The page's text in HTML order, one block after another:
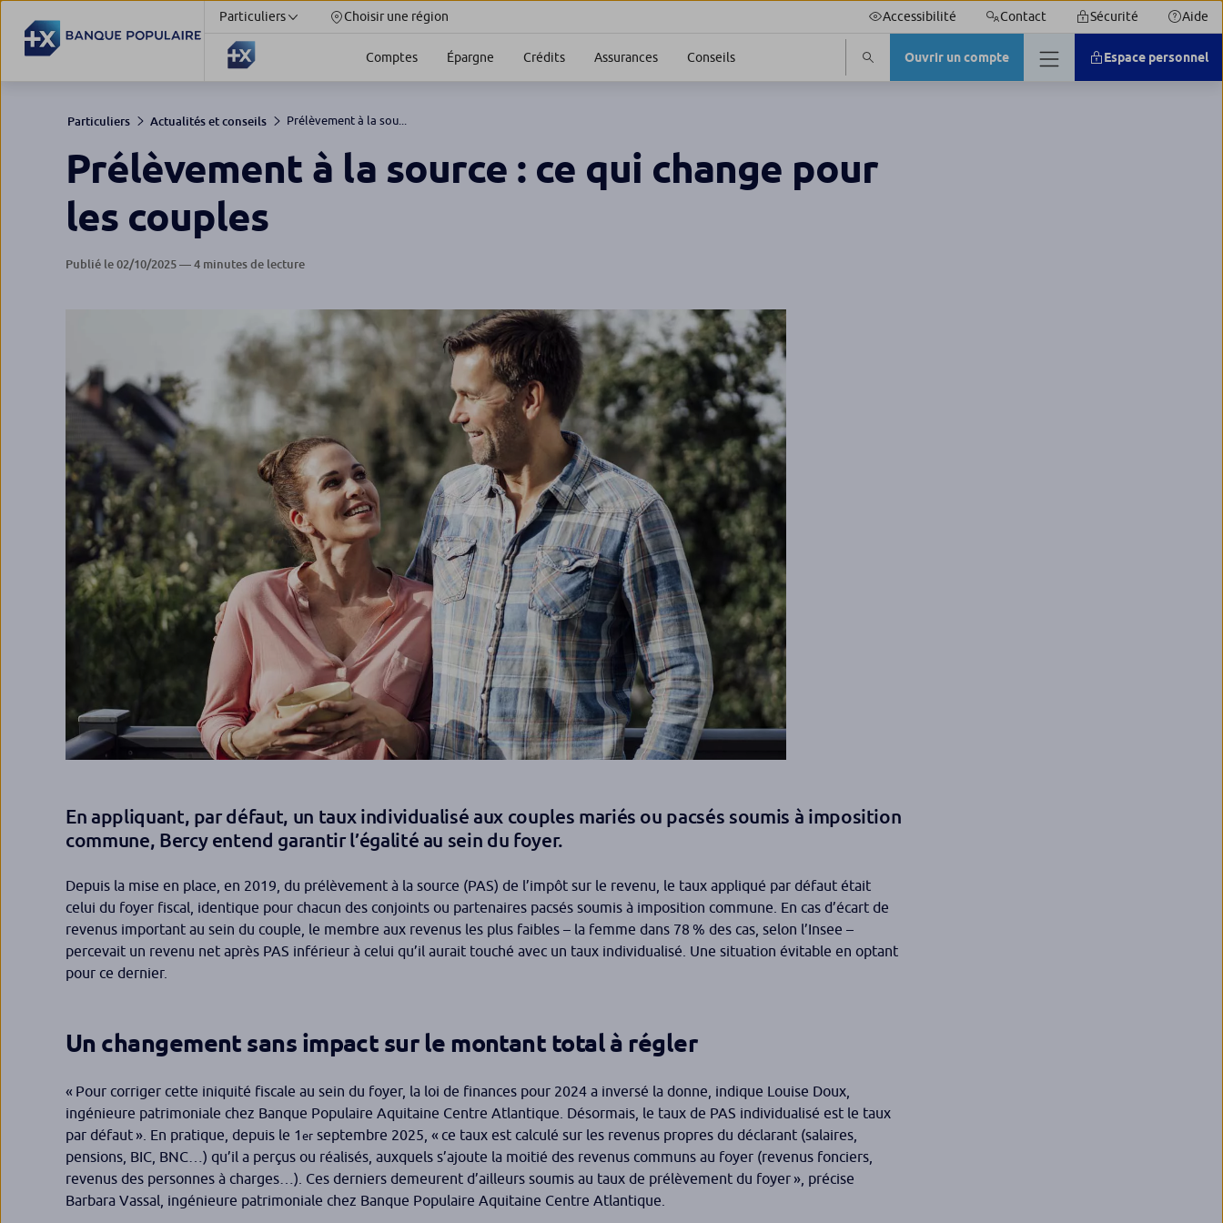
Particuliers Choisir une région Accessibilité Contact Sécurité Aide
Comptes Épargne Crédits Assurances Conseils Ouvrir un compte Espace personnel
Particuliers Actualités et conseils Prélèvement à la sou...
Prélèvement à la source : ce qui change pour
les couples
Publié le 02/10/2025 — 4 minutes de lecture
En appliquant, par défaut, un taux individualisé aux couples mariés ou pacsés soumis à imposition
commune, Bercy entend garantir l’égalité au sein du foyer.
Depuis la mise en place, en 2019, du prélèvement à la source (PAS) de l’impôt sur le revenu, le taux appliqué par défaut était
celui du foyer fiscal, identique pour chacun des conjoints ou partenaires pacsés soumis à imposition commune. En cas d’écart de
revenus important au sein du couple, le membre aux revenus les plus faibles – la femme dans 78 % des cas, selon l’Insee –
percevait un revenu net après PAS inférieur à celui qu’il aurait touché avec un taux individualisé. Une situation évitable en optant
pour ce dernier.
Un changement sans impact sur le montant total à régler
« Pour corriger cette iniquité fiscale au sein du foyer, la loi de finances pour 2024 a inversé la donne, indique Louise Doux,
ingénieure patrimoniale chez Banque Populaire Aquitaine Centre Atlantique. Désormais, le taux de PAS individualisé est le taux
par défaut » . En pratique, depuis le 1er septembre 2025, « ce taux est calculé sur les revenus propres du déclarant (salaires,
pensions, BIC, BNC…) qu’il a perçus ou réalisés, auxquels s’ajoute la moitié des revenus communs au foyer (revenus fonciers,
revenus des personnes à charges…). Ces derniers demeurent d’ailleurs soumis au taux de prélèvement du foyer » , précise
Barbara Vassal, ingénieure patrimoniale chez Banque Populaire Aquitaine Centre Atlantique.